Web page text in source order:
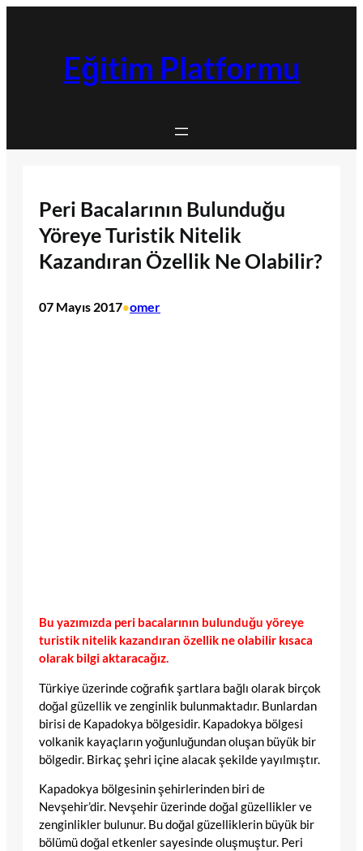
Eğitim Platformu
Peri Bacalarının Bulunduğu
Yöreye Turistik Nitelik
Kazandıran Özellik Ne Olabilir?
07 Mayıs 2017•omer
Bu yazımızda peri bacalarının bulunduğu yöreye
turistik nitelik kazandıran özellik ne olabilir kısaca
olarak bilgi aktaracağız.
Türkiye üzerinde coğrafik şartlara bağlı olarak birçok
doğal güzellik ve zenginlik bulunmaktadır. Bunlardan
birisi de Kapadokya bölgesidir. Kapadokya bölgesi
volkanik kayaçların yoğunluğundan oluşan büyük bir
bölgedir. Birkaç şehri içine alacak şekilde yayılmıştır.
Kapadokya bölgesinin şehirlerinden biri de
Nevşehir’dir. Nevşehir üzerinde doğal güzellikler ve
zenginlikler bulunur. Bu doğal güzelliklerin büyük bir
bölümü doğal etkenler sayesinde oluşmuştur. Peri